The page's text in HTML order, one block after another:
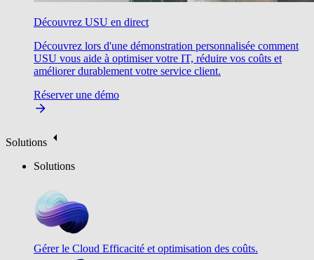
Découvrez USU en direct
Découvrez lors d'une démonstration personnalisée comment
USU vous aide à optimiser votre IT, réduire vos coûts et
améliorer durablement votre service client.
Réserver une démo
Solutions
Solutions
Gérer le Cloud Efficacité et optimisation des coûts.